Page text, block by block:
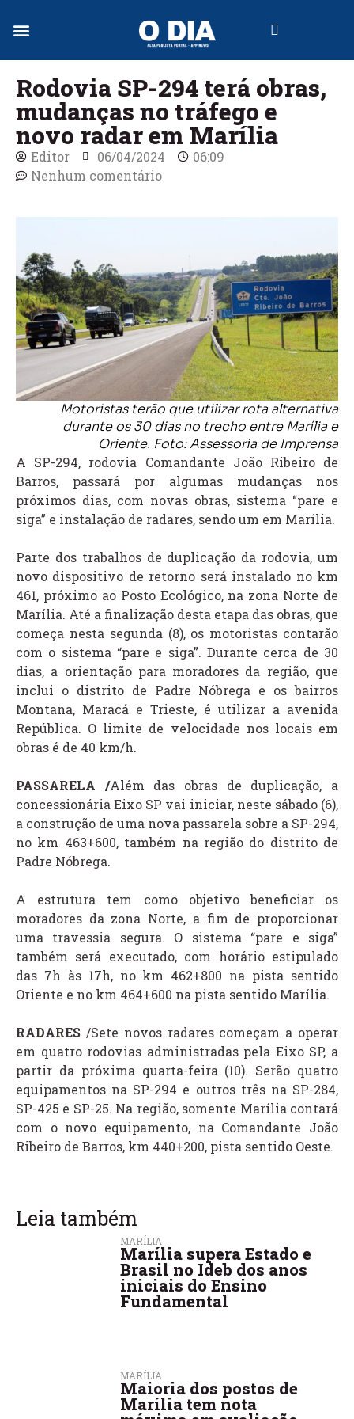
Rodovia SP-294 terá obras,
mudanças no tráfego e
novo radar em Marília
Editor 06/04/2024
06:09
Nenhum comentário
Motoristas terão que utilizar rota alternativa
durante os 30 dias no trecho entre Marília e
Oriente. Foto: Assessoria de Imprensa
A SP-294, rodovia Comandante João Ribeiro de
Barros, passará por algumas mudanças nos
próximos dias, com novas obras, sistema “pare e
siga” e instalação de radares, sendo um em Marília.
Parte dos trabalhos de duplicação da rodovia, um
novo dispositivo de retorno será instalado no km
461, próximo ao Posto Ecológico, na zona Norte de
Marília. Até a finalização desta etapa das obras, que
começa nesta segunda (8), os motoristas contarão
com o sistema “pare e siga”. Durante cerca de 30
dias, a orientação para moradores da região, que
inclui o distrito de Padre Nóbrega e os bairros
Montana, Maracá e Trieste, é utilizar a avenida
República. O limite de velocidade nos locais em
obras é de 40 km/h.
PASSARELA /Além das obras de duplicação, a
concessionária Eixo SP vai iniciar, neste sábado (6),
a construção de uma nova passarela sobre a SP-294,
no km 463+600, também na região do distrito de
Padre Nóbrega.
A estrutura tem como objetivo beneficiar os
moradores da zona Norte, a fim de proporcionar
uma travessia segura. O sistema “pare e siga”
também será executado, com horário estipulado
das 7h às 17h, no km 462+800 na pista sentido
Oriente e no km 464+600 na pista sentido Marília.
RADARES /Sete novos radares começam a operar
em quatro rodovias administradas pela Eixo SP, a
partir da próxima quarta-feira (10). Serão quatro
equipamentos na SP-294 e outros três na SP-284,
SP-425 e SP-25. Na região, somente Marília contará
com o novo equipamento, na Comandante João
Ribeiro de Barros, km 440+200, pista sentido Oeste.
Leia também
MARÍLIA
Marília supera Estado e
Brasil no Ideb dos anos
iniciais do Ensino
Fundamental
MARÍLIA
Maioria dos postos de
Marília tem nota